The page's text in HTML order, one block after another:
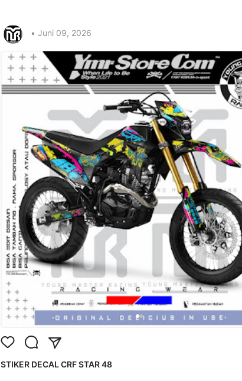
• Juni 09, 2026
STIKER DECAL CRF STAR 48